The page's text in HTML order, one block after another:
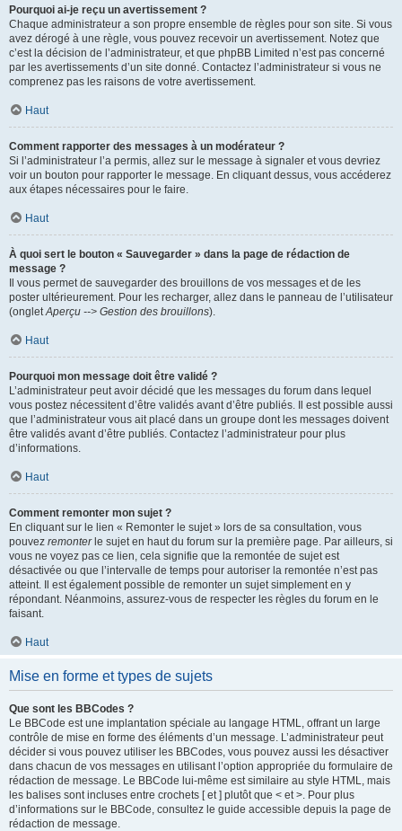
Pourquoi ai-je reçu un avertissement ?
Chaque administrateur a son propre ensemble de règles pour son site. Si vous
avez dérogé à une règle, vous pouvez recevoir un avertissement. Notez que
c’est la décision de l’administrateur, et que phpBB Limited n’est pas concerné
par les avertissements d’un site donné. Contactez l’administrateur si vous ne
comprenez pas les raisons de votre avertissement.
Haut
Comment rapporter des messages à un modérateur ?
Si l’administrateur l’a permis, allez sur le message à signaler et vous devriez
voir un bouton pour rapporter le message. En cliquant dessus, vous accéderez
aux étapes nécessaires pour le faire.
Haut
À quoi sert le bouton « Sauvegarder » dans la page de rédaction de
message ?
Il vous permet de sauvegarder des brouillons de vos messages et de les
poster ultérieurement. Pour les recharger, allez dans le panneau de l’utilisateur
(ongletAperçu --> Gestion des brouillons).
Haut
Pourquoi mon message doit être validé ?
L’administrateur peut avoir décidé que les messages du forum dans lequel
vous postez nécessitent d’être validés avant d’être publiés. Il est possible aussi
que l’administrateur vous ait placé dans un groupe dont les messages doivent
être validés avant d’être publiés. Contactez l’administrateur pour plus
d’informations.
Haut
Comment remonter mon sujet ?
En cliquant sur le lien « Remonter le sujet » lors de sa consultation, vous
pouvez remonterle sujet en haut du forum sur la première page. Par ailleurs, si
vous ne voyez pas ce lien, cela signifie que la remontée de sujet est
désactivée ou que l’intervalle de temps pour autoriser la remontée n’est pas
atteint. Il est également possible de remonter un sujet simplement en y
répondant. Néanmoins, assurez-vous de respecter les règles du forum en le
faisant.
Haut
Mise en forme et types de sujets
Que sont les BBCodes ?
Le BBCode est une implantation spéciale au langage HTML, offrant un large
contrôle de mise en forme des éléments d’un message. L’administrateur peut
décider si vous pouvez utiliser les BBCodes, vous pouvez aussi les désactiver
dans chacun de vos messages en utilisant l’option appropriée du formulaire de
rédaction de message. Le BBCode lui-même est similaire au style HTML, mais
les balises sont incluses entre crochets [ et ] plutôt que < et >. Pour plus
d’informations sur le BBCode, consultez le guide accessible depuis la page de
rédaction de message.